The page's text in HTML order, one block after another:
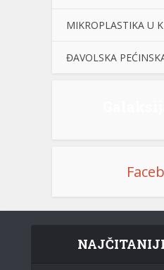
MIKROPLASTIKA U
ĐAVOLSKA